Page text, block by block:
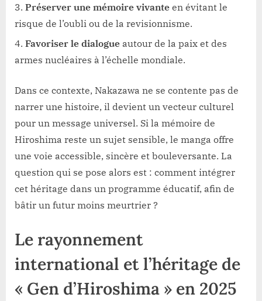
Préserver une mémoire vivante en évitant le
risque de l’oubli ou de la revisionnisme.
Favoriser le dialogue autour de la paix et des
armes nucléaires à l’échelle mondiale.
Dans ce contexte, Nakazawa ne se contente pas de
narrer une histoire, il devient un vecteur culturel
pour un message universel. Si la mémoire de
Hiroshima reste un sujet sensible, le manga offre
une voie accessible, sincère et bouleversante. La
question qui se pose alors est : comment intégrer
cet héritage dans un programme éducatif, afin de
bâtir un futur moins meurtrier ?
Le rayonnement
international et l’héritage de
« Gen d’Hiroshima » en 2025